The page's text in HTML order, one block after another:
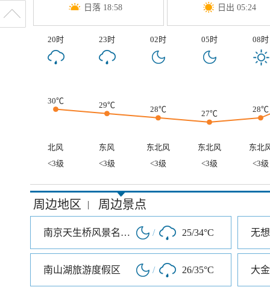
日落 18:58 日出 05:24
20时 23时 02时 05时 08时
30℃ 29℃ 28℃ 27℃ 28℃
北风 东风 东北风 东北风
东北
<3级
<3级 <3级 <3级 <3级
周边地区 | 周边景点
南京天生桥风景名胜区 / 25/34°C
南山湖旅游度假区 / 26/35°C 大